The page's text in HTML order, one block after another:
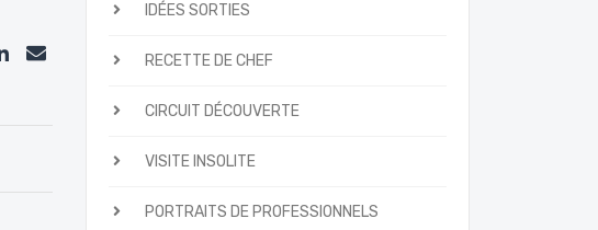
IDÉES SORTIES
RECETTE DE CHEF
CIRCUIT DÉCOUVERTE
VISITE INSOLITE
PORTRAITS DE PROFESSIONNELS